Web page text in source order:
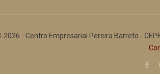
- Centro Empresarial Pereira Barreto -